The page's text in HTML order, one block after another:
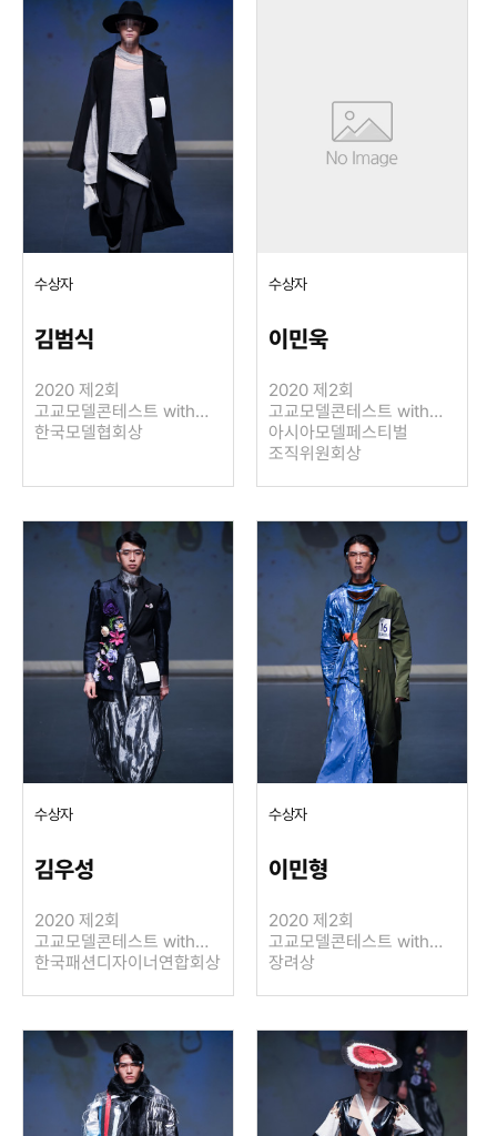
수상자
김범식
2020 제2회
고교모델콘테스트 with
LIE SANG BONG
한국모델협회상
수상자
이민욱
2020 제2회
고교모델콘테스트 with
LIE SANG BONG
아시아모델페스티벌
조직위원회상
수상자
김우성
2020 제2회
고교모델콘테스트 with
LIE SANG BONG
한국패션디자이너연합회상
수상자
이민형
2020 제2회
고교모델콘테스트 with
LIE SANG BONG
장려상